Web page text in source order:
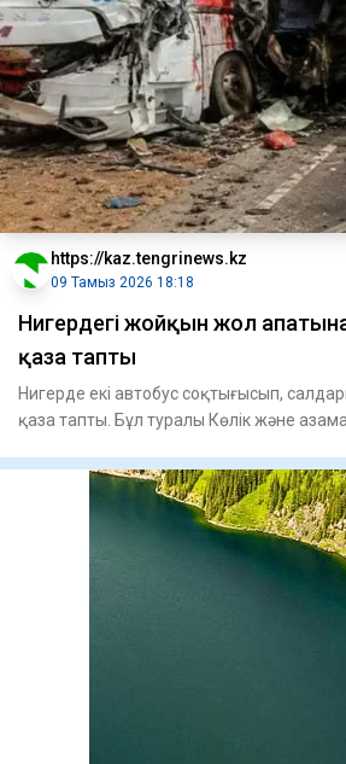
https://kaz.tengrinews.kz
09 Тамыз 2026 18:18
Нигердегі жойқын жол
қаза тапты
Нигерде екі автобус соқтығысып,
қаза тапты. Бұл туралы Көлік және